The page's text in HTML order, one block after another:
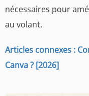
nécessaires pour
au volant.
Articles connexes :
Canva ? [2026]